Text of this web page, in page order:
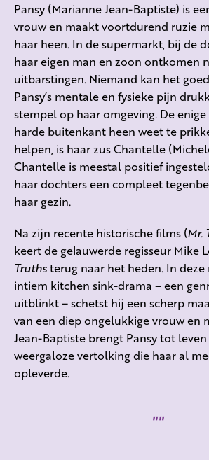
Pansy (Marianne Jean-Baptiste) is
vrouw en maakt voortdurend ruzie
haar heen. In de supermarkt, bij de
haar eigen man en zoon ontkomen
uitbarstingen. Niemand kan het
Pansy’s mentale en fysieke pijn
stempel op haar omgeving. De
harde buitenkant heen weet te
helpen, is haar zus Chantelle
Chantelle is meestal positief
haar dochters een compleet
haar gezin.
Na zijn recente historische films (Mr.
keert de gelauwerde regisseur Mike
Truthsterug naar het heden. In deze
intiem kitchen sink-drama – een
uitblinkt – schetst hij een scherp
van een diep ongelukkige vrouw en
Jean-Baptiste brengt Pansy tot
weergaloze vertolking die haar al
opleverde.